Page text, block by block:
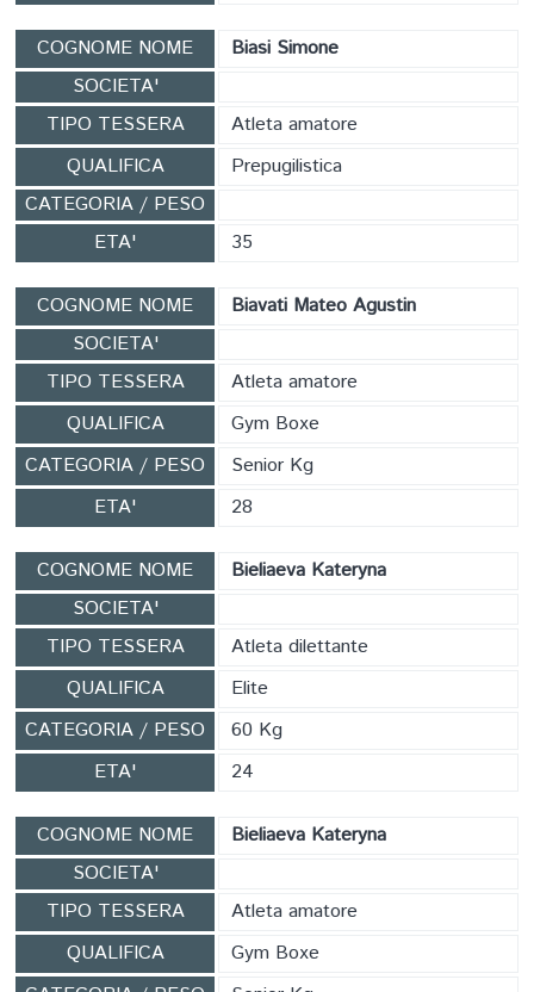
COGNOME NOME
Biasi Simone
SOCIETA'
TIPO TESSERA
Atleta amatore
QUALIFICA
Prepugilistica
CATEGORIA / PESO
ETA'
35
COGNOME NOME
Biavati Mateo Agustin
SOCIETA'
TIPO TESSERA
Atleta amatore
QUALIFICA
Gym Boxe
CATEGORIA / PESO
Senior Kg
ETA'
28
COGNOME NOME
Bieliaeva Kateryna
SOCIETA'
TIPO TESSERA
Atleta dilettante
QUALIFICA
Elite
CATEGORIA / PESO
60 Kg
ETA'
24
COGNOME NOME
Bieliaeva Kateryna
SOCIETA'
TIPO TESSERA
Atleta amatore
QUALIFICA
Gym Boxe